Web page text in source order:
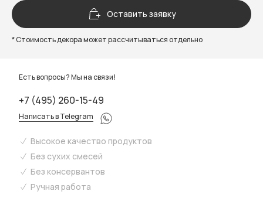
Оставить заявку
* Стоимость декора может рассчитываться отдельно
Есть вопросы? Мы на связи!
+7 (495) 260-15-49
Написать в Telegram
Высокое качество продуктов
Без сухих смесей
Без консервантов
Ручная работа